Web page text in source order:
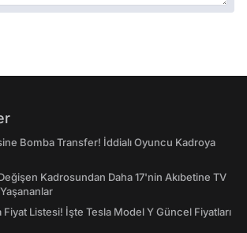
Bomba Transfer! İddialı Oyuncu Kadroya
Kadrosundan Daha 17'nin Akıbetine TV
Listesi! İşte Tesla Model Y Güncel Fiyatları